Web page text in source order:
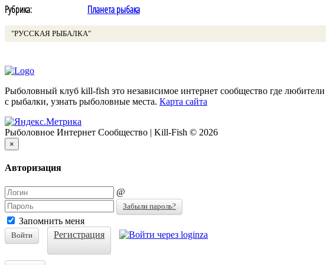
Рубрика:
Планета рыбака
"РУССКАЯ РЫБАЛКА"
Рыболовный клуб kill-fish это независимое интернет сообщество где
с рыбалки, узнать рыболовные места. Карта сайта
Рыболовное Интернет Сообщество | Kill-Fish © 2026
×
Авторизация
@
Забыли пароль?
Запомнить меня
Войти Регистрация